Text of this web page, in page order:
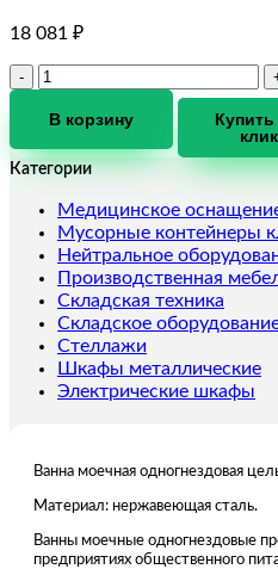
18 081 ₽
Количество
Ванна
цельнотянутая
длина
800
мм
В корзину
Купить
клик
Категории
Медицинское
Мусорные контейнеры
Нейтральное
Производственная
Складская техника
Складское
Стеллажи
Шкафы металлические
Электрические шкафы
Ванна моечная одногнездовая
Материал: нержавеющая сталь.
Ванны моечные одногнездовые
предприятиях общественного